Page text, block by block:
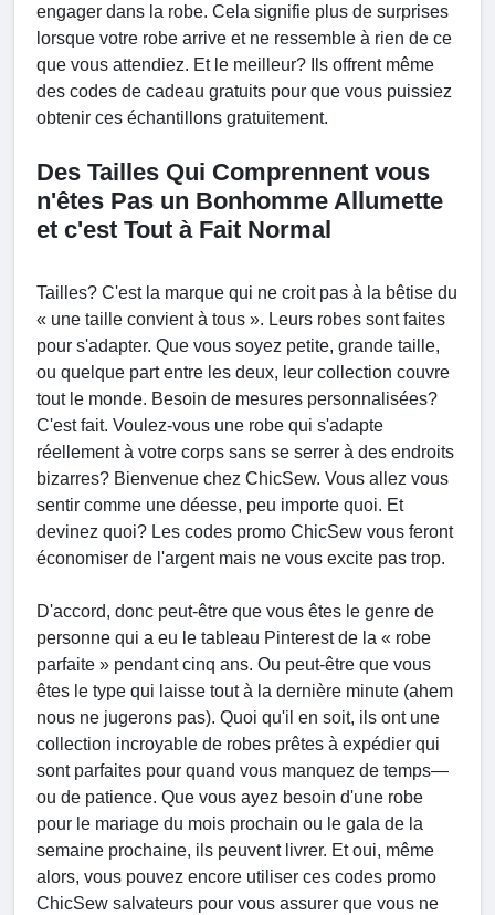
engager dans la robe. Cela signifie plus de surprises
lorsque votre robe arrive et ne ressemble à rien de ce
que vous attendiez. Et le meilleur? Ils offrent même
des codes de cadeau gratuits pour que vous puissiez
obtenir ces échantillons gratuitement.
Des Tailles Qui Comprennent vous
n'êtes Pas un Bonhomme Allumette
et c'est Tout à Fait Normal
Tailles? C'est la marque qui ne croit pas à la bêtise du
« une taille convient à tous ». Leurs robes sont faites
pour s'adapter. Que vous soyez petite, grande taille,
ou quelque part entre les deux, leur collection couvre
tout le monde. Besoin de mesures personnalisées?
C'est fait. Voulez-vous une robe qui s'adapte
réellement à votre corps sans se serrer à des endroits
bizarres? Bienvenue chez ChicSew. Vous allez vous
sentir comme une déesse, peu importe quoi. Et
devinez quoi? Les codes promo ChicSew vous feront
économiser de l'argent mais ne vous excite pas trop.
D'accord, donc peut-être que vous êtes le genre de
personne qui a eu le tableau Pinterest de la « robe
parfaite » pendant cinq ans. Ou peut-être que vous
êtes le type qui laisse tout à la dernière minute (ahem
nous ne jugerons pas). Quoi qu'il en soit, ils ont une
collection incroyable de robes prêtes à expédier qui
sont parfaites pour quand vous manquez de temps—
ou de patience. Que vous ayez besoin d'une robe
pour le mariage du mois prochain ou le gala de la
semaine prochaine, ils peuvent livrer. Et oui, même
alors, vous pouvez encore utiliser ces codes promo
ChicSew salvateurs pour vous assurer que vous ne